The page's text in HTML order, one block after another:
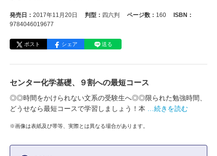
発売日： 2017年11月20日 判型： 四六判 ページ数： 160
ISBN：
9784046019677
ポスト シェア 送る
センター化学基礎、９割への最短コース
◎◎時間をかけられない文系の受験生へ◎◎限られた勉強時間、
どうせなら最短コースで学習しましょう！本
…続きを読む
※画像は表紙及び帯等、実際とは異なる場合があります。